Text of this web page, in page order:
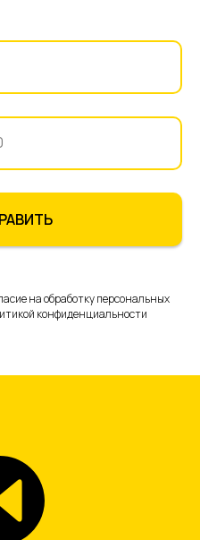
на обработку персональных
конфиденциальности